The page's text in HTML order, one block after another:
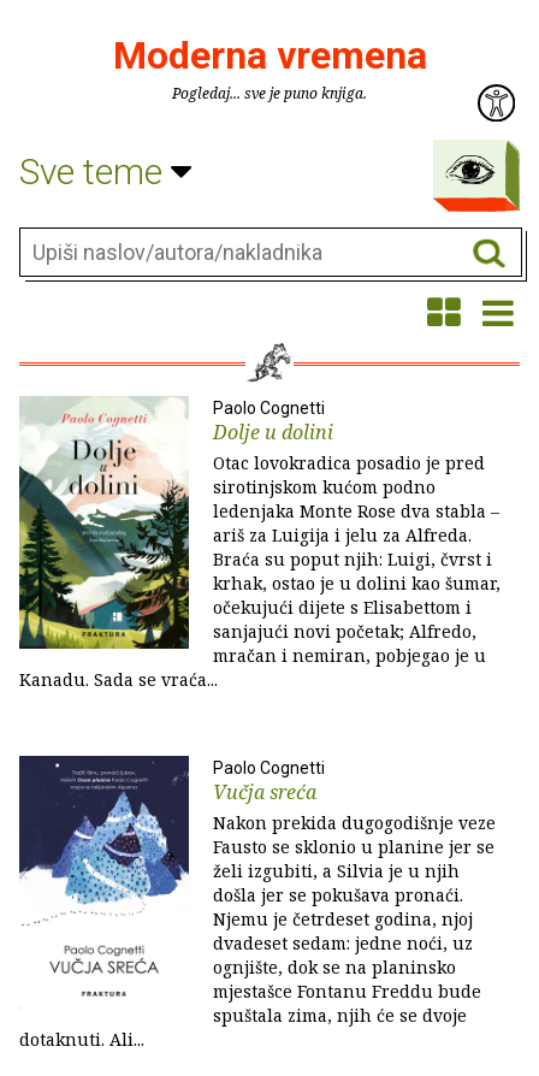
Moderna vremena
Pogledaj... sve je puno knjiga.
Sve teme
Paolo Cognetti
Dolje u dolini
Otac lovokradica posadio je pred
sirotinjskom kućom podno
ledenjaka Monte Rose dva stabla –
ariš za Luigija i jelu za Alfreda.
Braća su poput njih: Luigi, čvrst i
krhak, ostao je u dolini kao šumar,
očekujući dijete s Elisabettom i
sanjajući novi početak; Alfredo,
mračan i nemiran, pobjegao je u
Kanadu. Sada se vraća...
Paolo Cognetti
Vučja sreća
Nakon prekida dugogodišnje veze
Fausto se sklonio u planine jer se
želi izgubiti, a Silvia je u njih
došla jer se pokušava pronaći.
Njemu je četrdeset godina, njoj
dvadeset sedam: jedne noći, uz
ognjište, dok se na planinsko
mjestašce Fontanu Freddu bude
spuštala zima, njih će se dvoje
dotaknuti. Ali...